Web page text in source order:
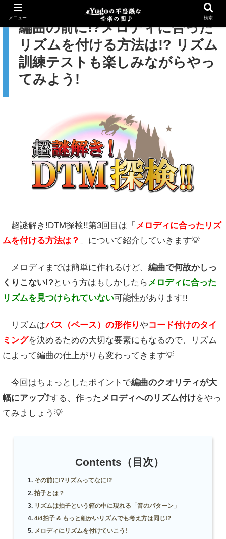
編曲の前に!?メロディに合った
リズムを付ける方法は!? リズム
訓練テストも楽しみながらやっ
てみよう!
超謎解き!DTM探検!!第3回目は「 メロディに合った リズ
ムを付ける方法は？ 」について紹介していきます💡
メロディまでは簡単に作れるけど、 編曲で何故かしっ
くりこない!?という方はもしかしたらメロディに合った
リズムを見つけられていない可能性があります!!
リズムはバス（ベース）の形作りやコード付けのタイ
ミングを決めるための大切な要素にもなるので、リズム
によって編曲の仕上がりも変わってきます💡
今回はちょっとしたポイントで編曲のクオリティが大
幅にアップ⤴する、作ったメロディへのリズム付けをやっ
てみましょう💡
Contents（目次）
その前に!?リズムってなに!?
拍子とは？
リズムは拍子という箱の中に現れる「音のパターン」
4/4拍子 & もっと細かいリズムでも考え方は同じ!?
メロディにリズムを付けていこう!
メニュー 検索